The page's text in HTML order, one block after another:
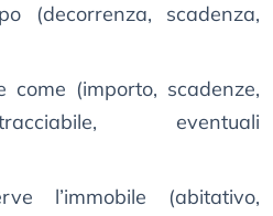
(decorrenza, scadenza,
(importo, scadenze,
eventuali
l’immobile (abitativo,